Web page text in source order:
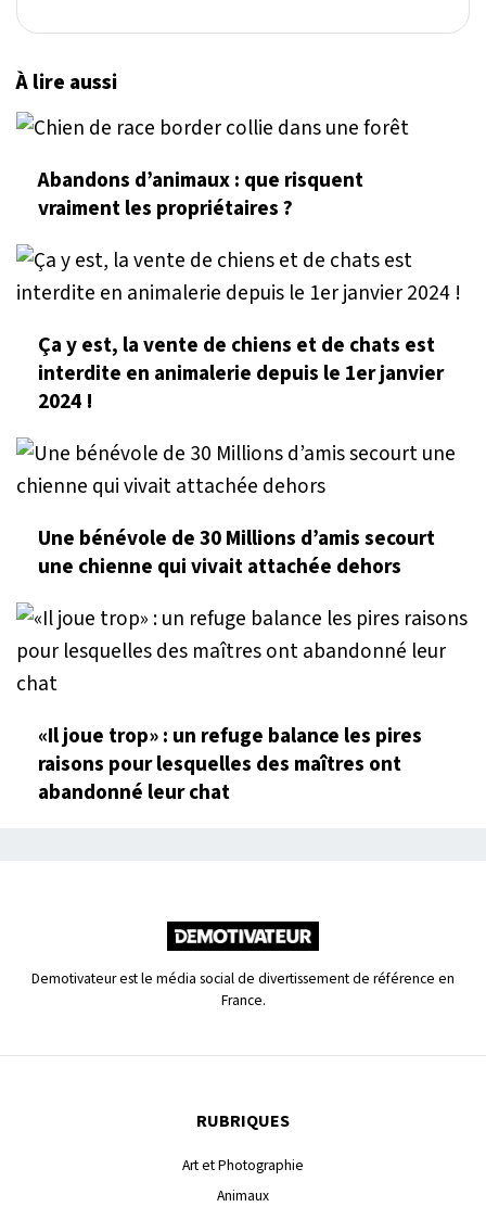
À lire aussi
Abandons d’animaux : que risquent
vraiment les propriétaires ?
Ça y est, la vente de chiens et de chats est
interdite en animalerie depuis le 1er janvier
2024 !
Une bénévole de 30 Millions d’amis secourt
une chienne qui vivait attachée dehors
«Il joue trop» : un refuge balance les pires
raisons pour lesquelles des maîtres ont
abandonné leur chat
Demotivateur est le média social de divertissement de référence en
France.
RUBRIQUES
Art et Photographie
Animaux